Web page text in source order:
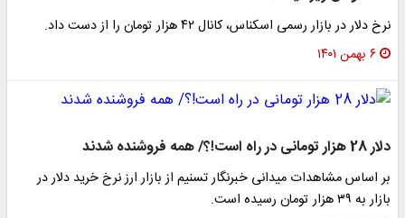
نرخ دلار در بازار رسمی اسکناس، کانال ۴۲ هزار تومان را از دست داد.
۶ بهمن ۱۴۰۱
دلار 28 هزار تومانی در راه است!؟/ همه فروشنده‌ شدند
بر اساس مشاهدات میدانی خبرنگار تسنیم‌ از بازار ارز نرخ خرید دلار در
بازار به ۳۹ هزار تومان رسیده است.